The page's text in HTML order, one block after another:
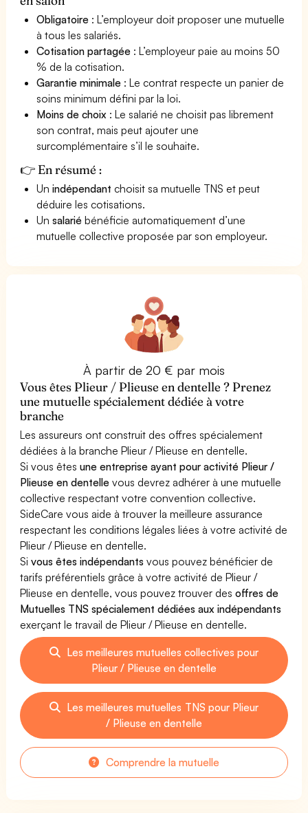
Obligatoire : L’employeur doit proposer une mutuelle
à tous les salariés.
Cotisation partagée : L’employeur paie au moins 50
% de la cotisation.
Garantie minimale : Le contrat respecte un panier de
soins minimum défini par la loi.
Moins de choix : Le salarié ne choisit pas librement
son contrat, mais peut ajouter une
surcomplémentaire s’il le souhaite.
👉 En résumé :
Unindépendant choisit sa mutuelle TNS et peut
déduire les cotisations.
Unsalarié bénéficie automatiquement d’une
mutuelle collective proposée par son employeur.
À partir de 20 € par mois
Vous êtes Plieur / Plieuse en dentelle ? Prenez
une mutuelle spécialement dédiée à votre
branche
Les assureurs ont construit des offres spécialement
dédiées à la branche Plieur / Plieuse en dentelle.
Si vous êtesune entreprise ayant pour activité Plieur /
Plieuse en dentelle vous devrez adhérer à une mutuelle
collective respectant votre convention collective.
SideCare vous aide à trouver la meilleure assurance
respectant les conditions légales liées à votre activité de
Plieur / Plieuse en dentelle.
Sivous êtes indépendants vous pouvez bénéficier de
tarifs préférentiels grâce à votre activité de Plieur /
Plieuse en dentelle, vous pouvez trouver desoffres de
Mutuelles TNS spécialement dédiées aux indépendants
exerçant le travail de Plieur / Plieuse en dentelle.
Les meilleures mutuelles collectives pour
Plieur / Plieuse en dentelle
Les meilleures mutuelles TNS pour Plieur
/ Plieuse en dentelle
Comprendre la mutuelle